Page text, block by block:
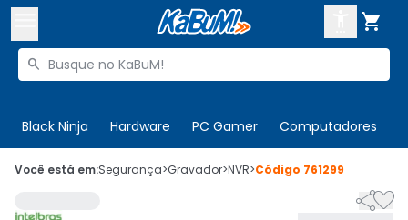

Buscar produtos

Black Ninja Hardware PC Gamer Computadores
 Olá. Acesse sua conta

Você está em:Segurança>Gravador>NVR>Código 761299
